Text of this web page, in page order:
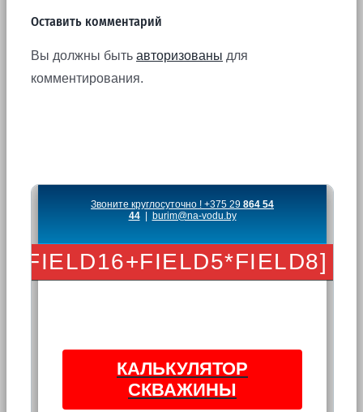
Оставить комментарий
Вы должны быть авторизованы для
комментирования.